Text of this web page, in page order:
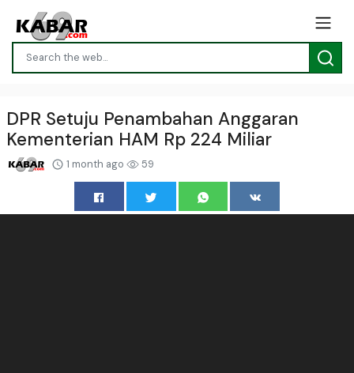
DPR Setuju Penambahan Anggaran
Kementerian HAM Rp 224 Miliar
1 month ago 59